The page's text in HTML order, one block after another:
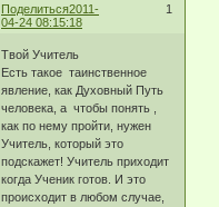
Поделиться 1
2011-
04-24 08:15:18
Твой Учитель
Есть такое таинственное
явление, как Духовный Путь
человека, а чтобы понять ,
как по нему пройти, нужен
Учитель, который это
подскажет! Учитель приходит
когда Ученик готов. И это
происходит в любом случае,